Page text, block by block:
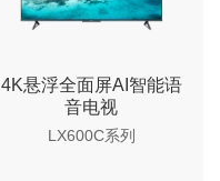
4K悬浮全面屏AI智能语
音电视
LX600C系列